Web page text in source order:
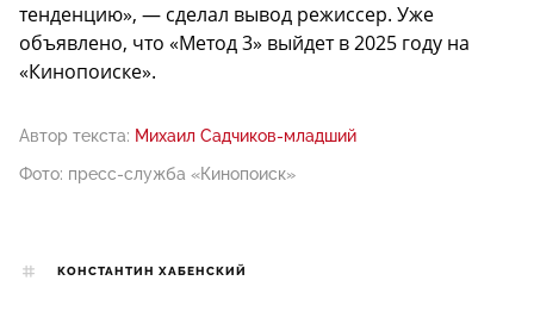
тенденцию», — сделал вывод режиссер. Уже
объявлено, что «Метод 3» выйдет в 2025 году на
«Кинопоиске».
Автор текста: Михаил Садчиков-младший
Фото: пресс-служба «Кинопоиск»
КОНСТАНТИН ХАБЕНСКИЙ